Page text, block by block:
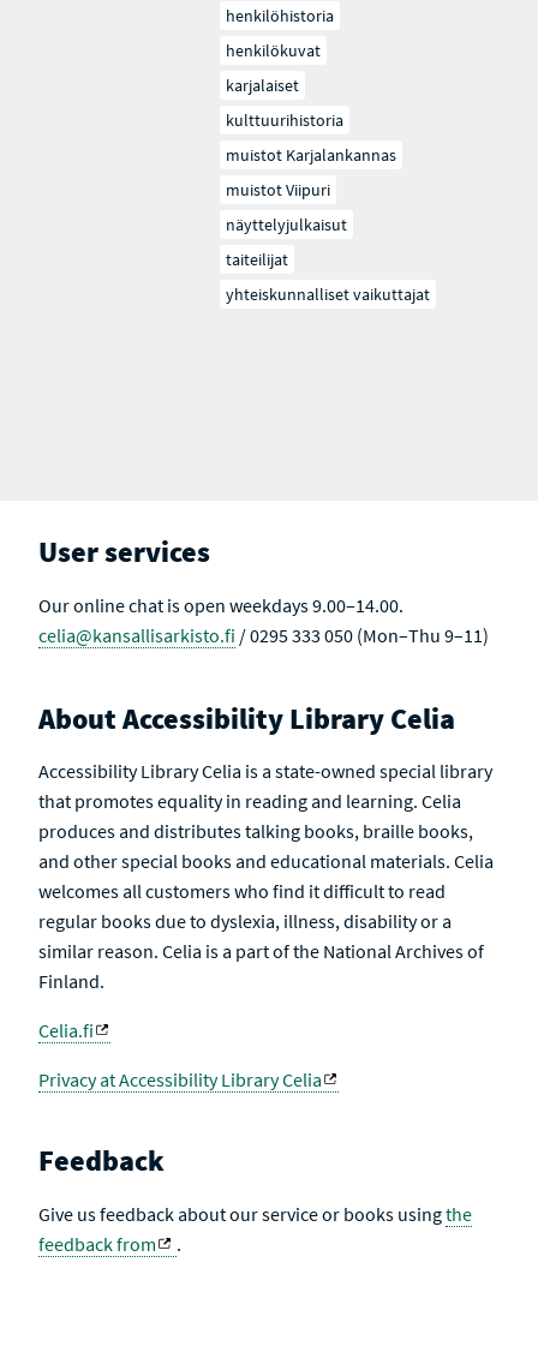
henkilöhistoria
henkilökuvat
karjalaiset
kulttuurihistoria
muistot Karjalankannas
muistot Viipuri
näyttelyjulkaisut
taiteilijat
yhteiskunnalliset vaikuttajat
User services
Our online chat is open weekdays 9.00–14.00.
celia@kansallisarkisto.fi / 0295 333 050 (Mon–Thu 9–11)
About Accessibility Library Celia
Accessibility Library Celia is a state-owned special library
that promotes equality in reading and learning. Celia
produces and distributes talking books, braille books,
and other special books and educational materials. Celia
welcomes all customers who find it difficult to read
regular books due to dyslexia, illness, disability or a
similar reason. Celia is a part of the National Archives of
Finland.
Celia.fi
Privacy at Accessibility Library Celia
Feedback
Give us feedback about our service or books usingthe
feedback from
.